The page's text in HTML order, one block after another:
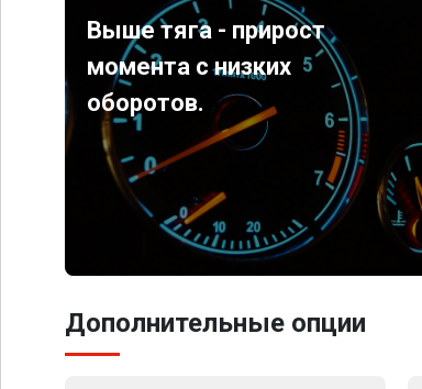
Выше тяга - прирост
момента с низких
оборотов.
Дополнительные опции